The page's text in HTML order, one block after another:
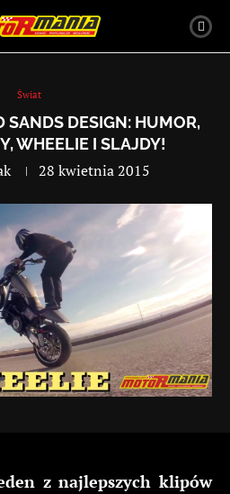
Świat
SANDS DESIGN: HUMOR,
WHEELIE I SLAJDY!
28 kwietnia 2015
z najlepszych klipów